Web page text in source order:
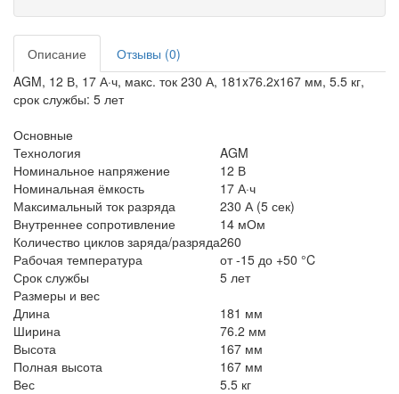
Описание
Отзывы (0)
AGM, 12 В, 17 А·ч, макс. ток 230 А, 181x76.2x167 мм, 5.5 кг,
срок службы: 5 лет
Основные
Технология
AGM
Номинальное напряжение
12 В
Номинальная ёмкость
17 А·ч
Максимальный ток разряда
230 А (5 сек)
Внутреннее сопротивление
14 мОм
Количество циклов заряда/разряда260
Рабочая температура
от -15 до +50 °C
Срок службы
5 лет
Размеры и вес
Длина
181 мм
Ширина
76.2 мм
Высота
167 мм
Полная высота
167 мм
Вес
5.5 кг